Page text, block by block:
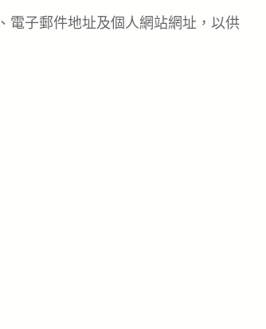
電子郵件地址及個人網站網址，以供